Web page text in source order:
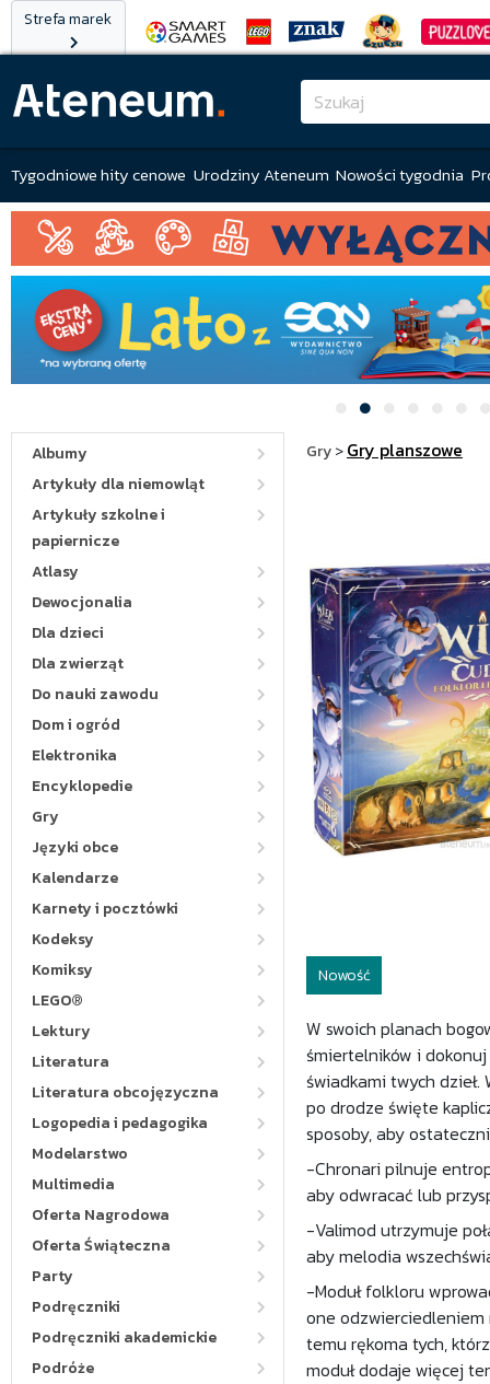
Strefa marek
Tygodniowe hity cenowe Urodziny Ateneum Nowości tygodnia
Albumy
Artykuły dla niemowląt
Artykuły szkolne i
papiernicze
Atlasy
Dewocjonalia
Dla dzieci
Dla zwierząt
Do nauki zawodu
Dom i ogród
Elektronika
Encyklopedie
Gry
Języki obce
Kalendarze
Karnety i pocztówki
Kodeksy
Komiksy
LEGO®
Lektury
Literatura
Literatura obcojęzyczna
Logopedia i pedagogika
Modelarstwo
Multimedia
Oferta Nagrodowa
Oferta Świąteczna
Party
Podręczniki
Podręczniki akademickie
Podróże
Gry>Gry planszowe
Nowość
W swoich planach
śmiertelników i
świadkami twych
po drodze święte
sposoby, aby
-Chronari pilnuje
aby odwracać lub
-Valimod utrzymuje
aby melodia
-Moduł folkloru
one odzwierciedleniem
temu rękoma tych,
moduł dodaje więcej